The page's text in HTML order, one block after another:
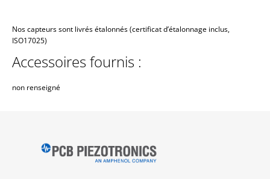
Nos capteurs sont livrés étalonnés (certificat d’étalonnage inclus,
ISO17025)
Accessoires fournis :
non renseigné